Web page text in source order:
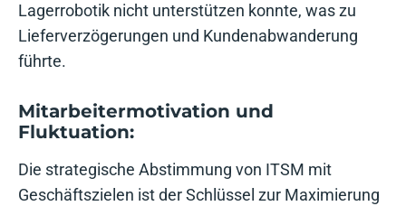
Lagerrobotik nicht unterstützen konnte, was zu
Lieferverzögerungen und Kundenabwanderung
führte.
Mitarbeitermotivation und
Fluktuation:
Die strategische Abstimmung von ITSM mit
Geschäftszielen ist der Schlüssel zur Maximierung